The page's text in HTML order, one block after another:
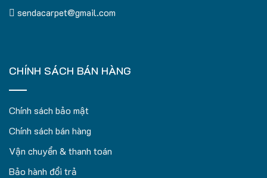
sendacarpet@gmail.com
CHÍNH SÁCH BÁN HÀNG
Chính sách bảo mật
Chính sách bán hàng
Vận chuyển & thanh toán
Bảo hành đổi trả